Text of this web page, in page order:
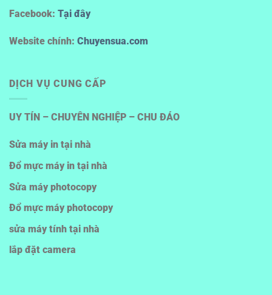
Facebook: Tại đây
Website chính: Chuyensua.com
DỊCH VỤ CUNG CẤP
UY TÍN – CHUYÊN NGHIỆP – CHU ĐÁO
Sửa máy in tại nhà
Đổ mực máy in tại nhà
Sửa máy photocopy
Đổ mực máy photocopy
sửa máy tính tại nhà
lắp đặt camera